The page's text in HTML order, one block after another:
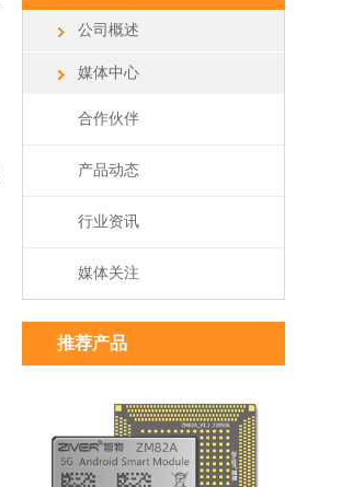
公司概述
媒体中心
合作伙伴
产品动态
行业资讯
媒体关注
推荐产品